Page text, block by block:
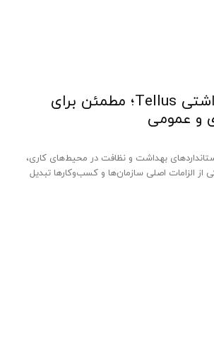
محصولات بهداشتی Tellus؛ مطمئن برای
و عمومی
بهداشت و نظافت در محیط‌های کاری،
الزامات اصلی سازمان‌ها و کسب‌وکارها تبدیل